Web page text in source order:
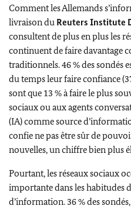
Comment les Allemands
livraison du Reuters Institute
consultent de plus en plus les
continuent de faire davantage
traditionnels. 46 % des sondés
du temps leur faire confiance
sont que 13 % à faire le plus
sociaux ou aux agents
(IA) comme source
confie ne pas être sûr de
nouvelles, un chiffre bien plus
Pourtant, les réseaux sociaux
importante dans les habitudes
d’information. 36 % des